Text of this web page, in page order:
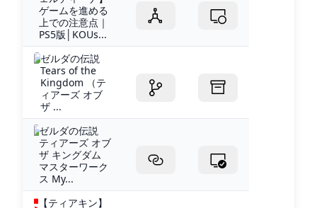
ゲームを進める
上での注意点｜
PS5版│KOUs...
ゼルダの伝説
Tears of the
Kingdom （テ
ィアーズ オブ
ザ ...
ゼルダの伝説
ティアーズ オブ
ザ キングダム
マスターワーク
ス My...
【ティアキン】